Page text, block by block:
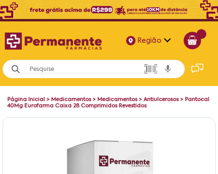
Região
Alagoas
Bahia
Página Inicial > Medicamentos> Medicamentos> Antiulcerosos> Pantocal
40Mg Eurofarma Caixa 28 Comprimidos Revestidos